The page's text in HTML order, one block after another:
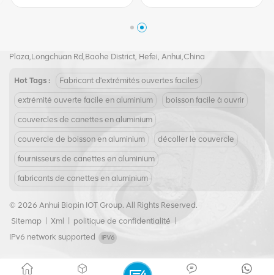
Tel :+8617855139217
Plaza,Longchuan Rd,Baohe District, Hefei, Anhui,China
Hot Tags : Fabricant d'extrémités ouvertes faciles
extrémité ouverte facile en aluminium boisson facile à ouvrir
couvercles de canettes en aluminium
couvercle de boisson en aluminium décoller le couvercle
fournisseurs de canettes en aluminium
fabricants de canettes en aluminium
© 2026 Anhui Biopin IOT Group. All Rights Reserved.
Sitemap
Xml politique de confidentialité
IPv6 network supported